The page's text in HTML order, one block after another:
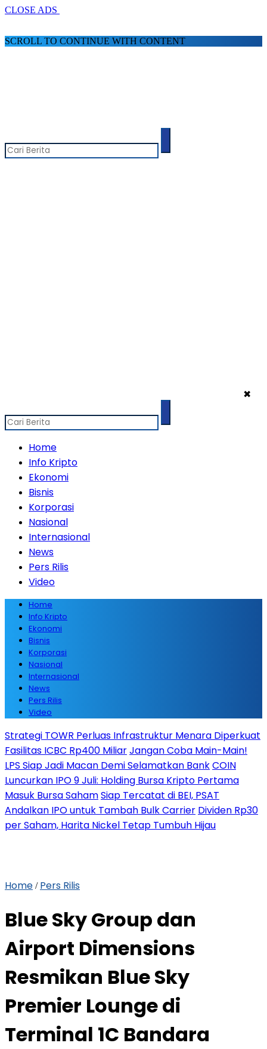
CLOSE ADS
SCROLL TO CONTINUE WITH CONTENT
✖
Home
Info Kripto
Ekonomi
Bisnis
Korporasi
Nasional
Internasional
News
Pers Rilis
Video
Home
Info Kripto
Ekonomi
Bisnis
Korporasi
Nasional
Internasional
News
Pers Rilis
Video
Strategi TOWR Perluas Infrastruktur Menara Diperkuat
Fasilitas ICBC Rp400 MiliarJangan Coba Main-Main!
LPS Siap Jadi Macan Demi Selamatkan BankCOIN
Luncurkan IPO 9 Juli: Holding Bursa Kripto Pertama
Masuk Bursa SahamSiap Tercatat di BEI, PSAT
Andalkan IPO untuk Tambah Bulk Carrier Dividen Rp30
per Saham, Harita Nickel Tetap Tumbuh Hijau
Home / Pers Rilis
Blue Sky Group dan
Airport Dimensions
Resmikan Blue Sky
Premier Lounge di
Terminal 1C Bandara